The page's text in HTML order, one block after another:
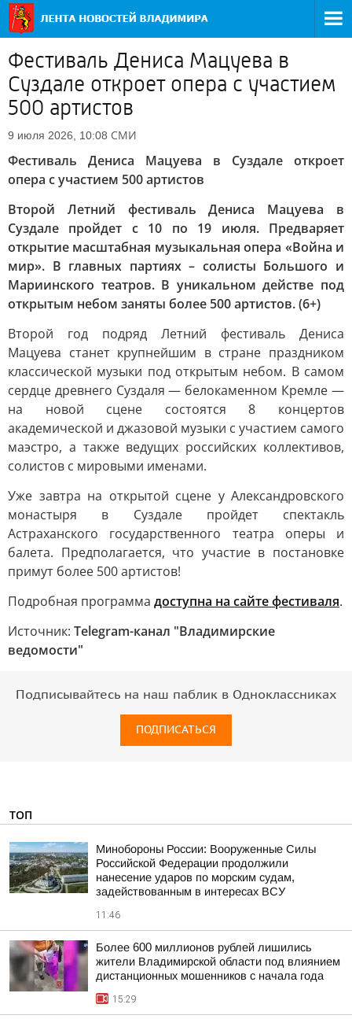
Фестиваль Дениса Мацуева в
Суздале откроет опера с участием
500 артистов
9 июля 2026, 10:08 СМИ
Фестиваль Дениса Мацуева в Суздале откроет
опера с участием 500 артистов
Второй Летний фестиваль Дениса Мацуева в
Суздале пройдет с 10 по 19 июля. Предваряет
открытие масштабная музыкальная опера «Война и
мир». В главных партиях – солисты Большого и
Мариинского театров. В уникальном действе под
открытым небом заняты более 500 артистов. (6+)
Второй год подряд Летний фестиваль Дениса
Мацуева станет крупнейшим в стране праздником
классической музыки под открытым небом. В самом
сердце древнего Суздаля — белокаменном Кремле —
на новой сцене состоятся 8 концертов
академической и джазовой музыки с участием самого
маэстро, а также ведущих российских коллективов,
солистов с мировыми именами.
Уже завтра на открытой сцене у Александровского
монастыря в Суздале пройдет спектакль
Астраханского государственного театра оперы и
балета. Предполагается, что участие в постановке
примут более 500 артистов!
Подробная программа доступна на сайте фестиваля.
Источник: Telegram-канал "Владимирские
ведомости"
Подписывайтесь на наш паблик в Одноклассниках
ПОДПИСАТЬСЯ
ТОП
Минобороны России: Вооруженные Силы
Российской Федерации продолжили
нанесение ударов по морским судам,
задействованным в интересах ВСУ
11:46
Более 600 миллионов рублей лишились
жители Владимирской области под влиянием
дистанционных мошенников с начала года
15:29